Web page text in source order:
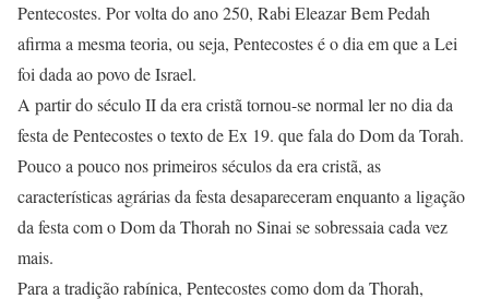
Pentecostes. Por volta do ano 250, Rabi Eleazar Bem Pedah
afirma a mesma teoria, ou seja, Pentecostes é o dia em que a Lei
foi dada ao povo de Israel.
A partir do século II da era cristã tornou-se normal ler no dia da
festa de Pentecostes o texto de Ex 19. que fala do Dom da Torah.
Pouco a pouco nos primeiros séculos da era cristã, as
características agrárias da festa desapareceram enquanto a ligação
da festa com o Dom da Thorah no Sinai se sobressaia cada vez
mais.
Para a tradição rabínica, Pentecostes como dom da Thorah,